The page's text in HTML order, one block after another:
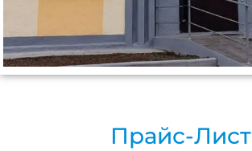
Прайс-Лист